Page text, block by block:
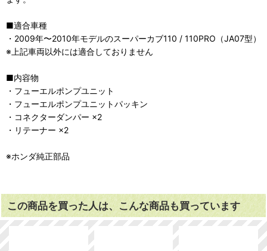
■適合車種
・2009年〜2010年モデルのスーパーカブ110 / 110PRO（JA07型）
※上記車両以外には適合しておりません
■内容物
・フューエルポンプユニット
・フューエルポンプユニットパッキン
・コネクターダンパー ×2
・リテーナー ×2
※ホンダ純正部品
この商品を買った人は、こんな商品も買っています